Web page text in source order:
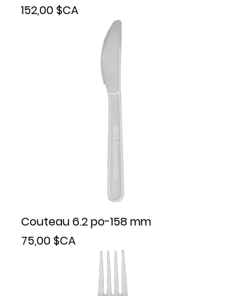
Prix
152,00 $CA
Couteau 6.2 po-158 mm
Prix
75,00 $CA